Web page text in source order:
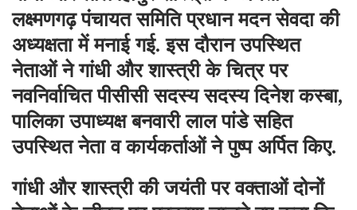
लक्ष्मणगढ़ पंचायत समिति प्रधान मदन सेवदा की
अध्यक्षता में मनाई गई. इस दौरान उपस्थित
नेताओं ने गांधी और शास्त्री के चित्र पर
नवनिर्वाचित पीसीसी सदस्य सदस्य दिनेश कस्बा,
पालिका उपाध्यक्ष बनवारी लाल पांडे सहित
उपस्थित नेता व कार्यकर्ताओं ने पुष्प अर्पित किए.
गांधी और शास्त्री की जयंती पर वक्ताओं दोनों